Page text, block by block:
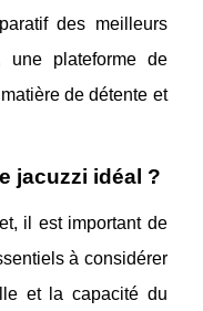
des meilleurs
une plateforme de
de détente et
jacuzzi idéal ?
il est important de
à considérer
et la capacité du